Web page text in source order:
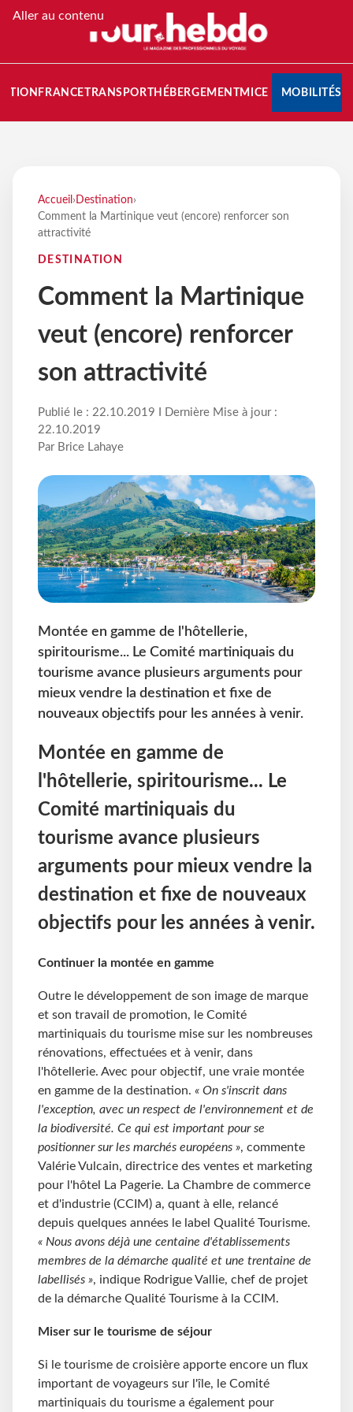
Aller au contenu
FRANCETRANSPORT HÉBERGEMENTMICE MOBILITÉS
Accueil › Destination›
Comment la Martinique veut (encore) renforcer son
attractivité
DESTINATION
Comment la Martinique
veut (encore) renforcer
son attractivité
Publié le : 22.10.2019 I Dernière Mise à jour :
22.10.2019
Par Brice Lahaye
Montée en gamme de l'hôtellerie,
spiritourisme... Le Comité martiniquais du
tourisme avance plusieurs arguments pour
mieux vendre la destination et fixe de
nouveaux objectifs pour les années à venir.
Montée en gamme de
l'hôtellerie, spiritourisme... Le
Comité martiniquais du
tourisme avance plusieurs
arguments pour mieux vendre la
destination et fixe de nouveaux
objectifs pour les années à venir.
Continuer la montée en gamme
Outre le développement de son image de marque
et son travail de promotion, le Comité
martiniquais du tourisme mise sur les nombreuses
rénovations, effectuées et à venir, dans
l'hôtellerie. Avec pour objectif, une vraie montée
en gamme de la destination. « On s'inscrit dans
l'exception, avec un respect de l'environnement et de
la biodiversité. Ce qui est important pour se
positionner sur les marchés européens », commente
Valérie Vulcain, directrice des ventes et marketing
pour l'hôtel La Pagerie. La Chambre de commerce
et d'industrie (CCIM) a, quant à elle, relancé
depuis quelques années le label Qualité Tourisme.
« Nous avons déjà une centaine d'établissements
membres de la démarche qualité et une trentaine de
labellisés », indique Rodrigue Vallie, chef de projet
de la démarche Qualité Tourisme à la CCIM.
Miser sur le tourisme de séjour
Si le tourisme de croisière apporte encore un flux
important de voyageurs sur l'île, le Comité
martiniquais du tourisme a également pour